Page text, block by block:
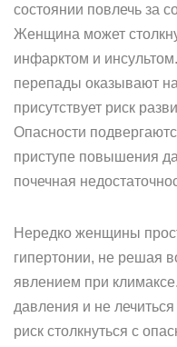
состоянии повлечь за
Женщина может
инфарктом и
перепады оказывают на
присутствует риск
Опасности
приступе повышения
почечная
Нередко женщины
гипертонии, не решая
явлением при
давления и не
риск столкнуться с